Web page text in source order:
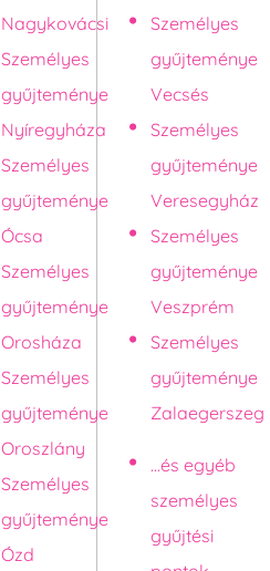
Nagykovácsi
Személyes
gyűjteménye
Nyíregyháza
Személyes
gyűjteménye
Ócsa
Személyes
gyűjteménye
Orosháza
Személyes
gyűjteménye
Oroszlány
Személyes
gyűjteménye
Ózd
Személyes
gyűjteménye
Vecsés
Személyes
gyűjteménye
Veresegyház
Személyes
gyűjteménye
Veszprém
Személyes
gyűjteménye
Zalaegerszeg
...és egyéb
személyes
gyűjtési